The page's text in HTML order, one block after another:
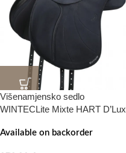
Višenamjensko sedlo
WINTECLite Mixte HART D’Lux
Available on backorder